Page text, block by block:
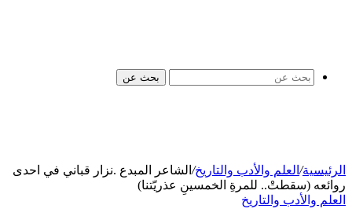
بحث عن
الرئيسية/ العلم والأدب والتاريخ/ الشاعر المبدع .نزار قباني في احدى
روائعه (سقطتْ.. للمرةِ الخمسينِ عذريّتنا)
العلم والأدب والتاريخ